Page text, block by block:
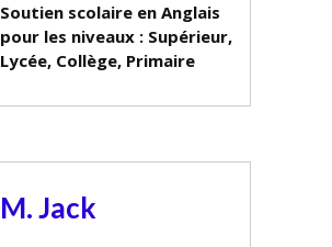
Soutien scolaire en Anglais
pour les niveaux : Supérieur,
Lycée, Collège, Primaire
M. Jack